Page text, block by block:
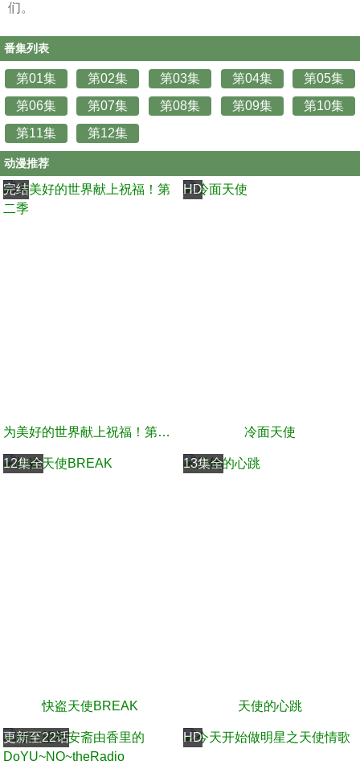
们。
番集列表
第01集 第02集 第03集 第04集
第05集
第06集
第07集 第08集 第09集
第10集
第11集
第12集
动漫推荐
完结
为美好的世界献上祝福！第二季
HD
冷面天使
12集全
快盗天使BREAK
13集全
天使的心跳
更新至22话 HD